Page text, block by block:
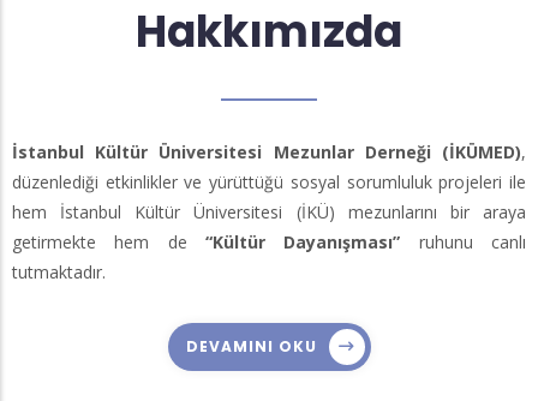
Hakkımızda
İstanbul Kültür Üniversitesi Mezunlar Derneği (İKÜMED),
düzenlediği etkinlikler ve yürüttüğü sosyal sorumluluk projeleri ile
hem İstanbul Kültür Üniversitesi (İKÜ) mezunlarını bir araya
getirmekte hem de “Kültür Dayanışması” ruhunu canlı
tutmaktadır.
DEVAMINI OKU